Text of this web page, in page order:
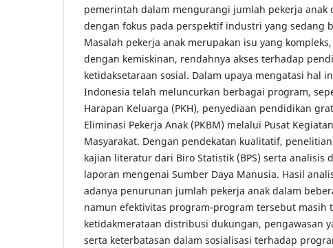
pemerintah dalam mengurangi jumlah pekerja anak
dengan fokus pada perspektif industri yang sedang
Masalah pekerja anak merupakan isu yang
dengan kemiskinan, rendahnya akses terhadap
ketidaksetaraan sosial. Dalam upaya mengatasi hal
Indonesia telah meluncurkan berbagai program,
Harapan Keluarga (PKH), penyediaan pendidikan
Eliminasi Pekerja Anak (PKBM) melalui Pusat
Masyarakat. Dengan pendekatan kualitatif,
kajian literatur dari Biro Statistik (BPS) serta analisis
laporan mengenai Sumber Daya Manusia. Hasil
adanya penurunan jumlah pekerja anak dalam
namun efektivitas program-program tersebut masih
ketidakmerataan distribusi dukungan, pengawasan
serta keterbatasan dalam sosialisasi terhadap